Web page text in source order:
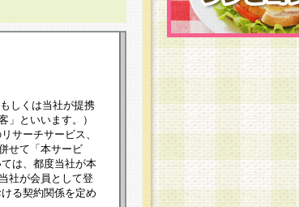
しくは当社が提携
」といいます。）
サーチサービス、
せて「本サービ
は、都度当社が本
社が会員として登
る契約関係を定め